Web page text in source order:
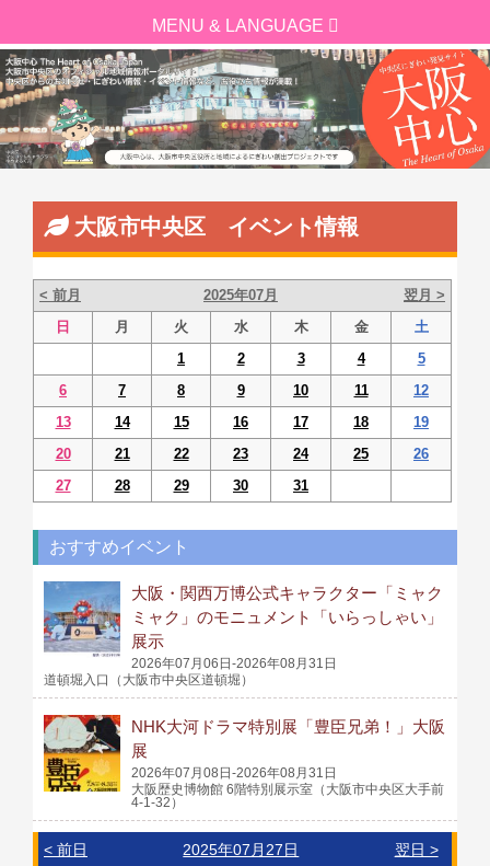
大阪市中央区 イベント情報
< 前月 2025年07月
翌月 >
日
月 火 水 木 金
土
1
2 3 4
5
6
7 8 9 10 11
12
13
14 15 16 17 18
19
20
21 22 23 24 25
26
27
28 29 30 31
おすすめイベント
大阪・関西万博公式キャラクター「ミャク
ミャク」のモニュメント「いらっしゃい」
展示
2026年07月06日-2026年08月31日
道頓堀入口（大阪市中央区道頓堀）
NHK大河ドラマ特別展「豊臣兄弟！」大阪
展
2026年07月08日-2026年08月31日
大阪歴史博物館 6階特別展示室（大阪市中央区大手前
4-1-32）
< 前日 2025年07月27日 翌日 >